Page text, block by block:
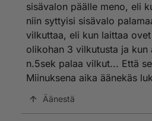
sisävalon päälle meno, eli
niin syttyisi sisävalo
vilkuttaa, eli kun laittaa
olikohan 3 vilkutusta ja kun
n.5sek palaa vilkut... Että
Miinuksena aika äänekäs
Äänestä